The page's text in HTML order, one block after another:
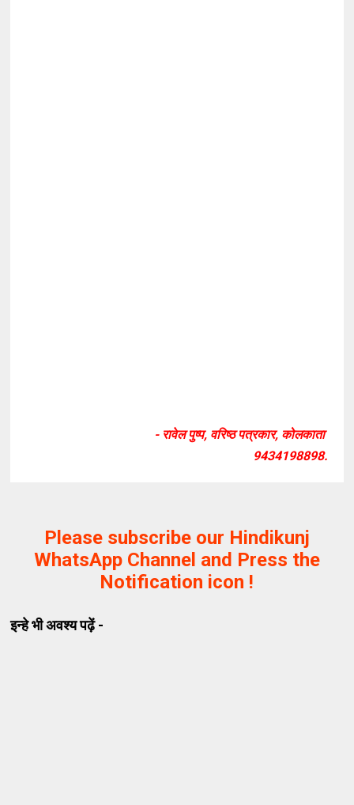
- रावेल पुष्प, वरिष्ठ पत्रकार, कोलकाता
9434198898.
Please subscribe our Hindikunj
WhatsApp Channel and Press the
Notification icon !
इन्हे भी अवश्य पढ़ें -